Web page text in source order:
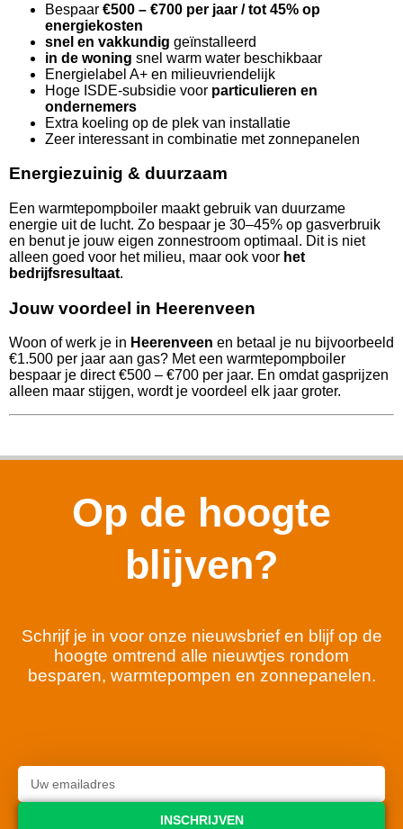
Bespaar €500 – €700 per jaar / tot 45% op
energiekosten
snel en vakkundig geïnstalleerd
in de woning snel warm water beschikbaar
Energielabel A+ en milieuvriendelijk
Hoge ISDE-subsidie voor particulieren en
ondernemers
Extra koeling op de plek van installatie
Zeer interessant in combinatie met zonnepanelen
Energiezuinig & duurzaam
Een warmtepompboiler maakt gebruik van duurzame
energie uit de lucht. Zo bespaar je 30–45% op gasverbruik
en benut je jouw eigen zonnestroom optimaal. Dit is niet
alleen goed voor het milieu, maar ook voor het
bedrijfsresultaat.
Jouw voordeel in Heerenveen
Woon of werk je in Heerenveen en betaal je nu bijvoorbeeld
€1.500 per jaar aan gas? Met een warmtepompboiler
bespaar je direct €500 – €700 per jaar. En omdat gasprijzen
alleen maar stijgen, wordt je voordeel elk jaar groter.
Op de hoogte
blijven?
Schrijf je in voor onze nieuwsbrief en blijf op de
hoogte omtrend alle nieuwtjes rondom
besparen, warmtepompen en zonnepanelen.
INSCHRIJVEN